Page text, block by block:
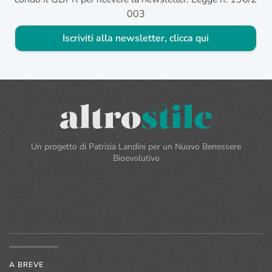
003
Iscriviti alla newsletter, clicca qui
Un progetto di Patrizia Landini per un Nuovo Benessere
Bioevolutivo
A BREVE